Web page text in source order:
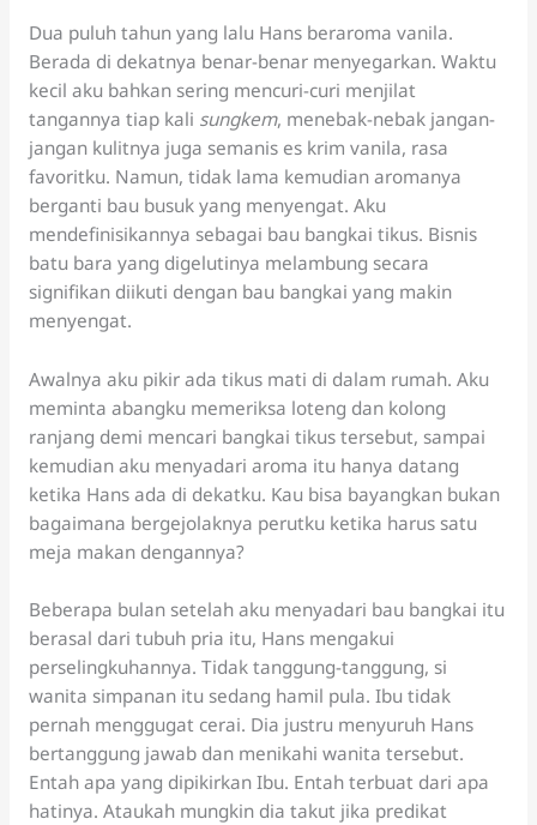
Dua puluh tahun yang lalu Hans beraroma vanila.
Berada di dekatnya benar-benar menyegarkan. Waktu
kecil aku bahkan sering mencuri-curi menjilat
tangannya tiap kali sungkem, menebak-nebak jangan-
jangan kulitnya juga semanis es krim vanila, rasa
favoritku. Namun, tidak lama kemudian aromanya
berganti bau busuk yang menyengat. Aku
mendefinisikannya sebagai bau bangkai tikus. Bisnis
batu bara yang digelutinya melambung secara
signifikan diikuti dengan bau bangkai yang makin
menyengat.
Awalnya aku pikir ada tikus mati di dalam rumah. Aku
meminta abangku memeriksa loteng dan kolong
ranjang demi mencari bangkai tikus tersebut, sampai
kemudian aku menyadari aroma itu hanya datang
ketika Hans ada di dekatku. Kau bisa bayangkan bukan
bagaimana bergejolaknya perutku ketika harus satu
meja makan dengannya?
Beberapa bulan setelah aku menyadari bau bangkai itu
berasal dari tubuh pria itu, Hans mengakui
perselingkuhannya. Tidak tanggung-tanggung, si
wanita simpanan itu sedang hamil pula. Ibu tidak
pernah menggugat cerai. Dia justru menyuruh Hans
bertanggung jawab dan menikahi wanita tersebut.
Entah apa yang dipikirkan Ibu. Entah terbuat dari apa
hatinya. Ataukah mungkin dia takut jika predikat